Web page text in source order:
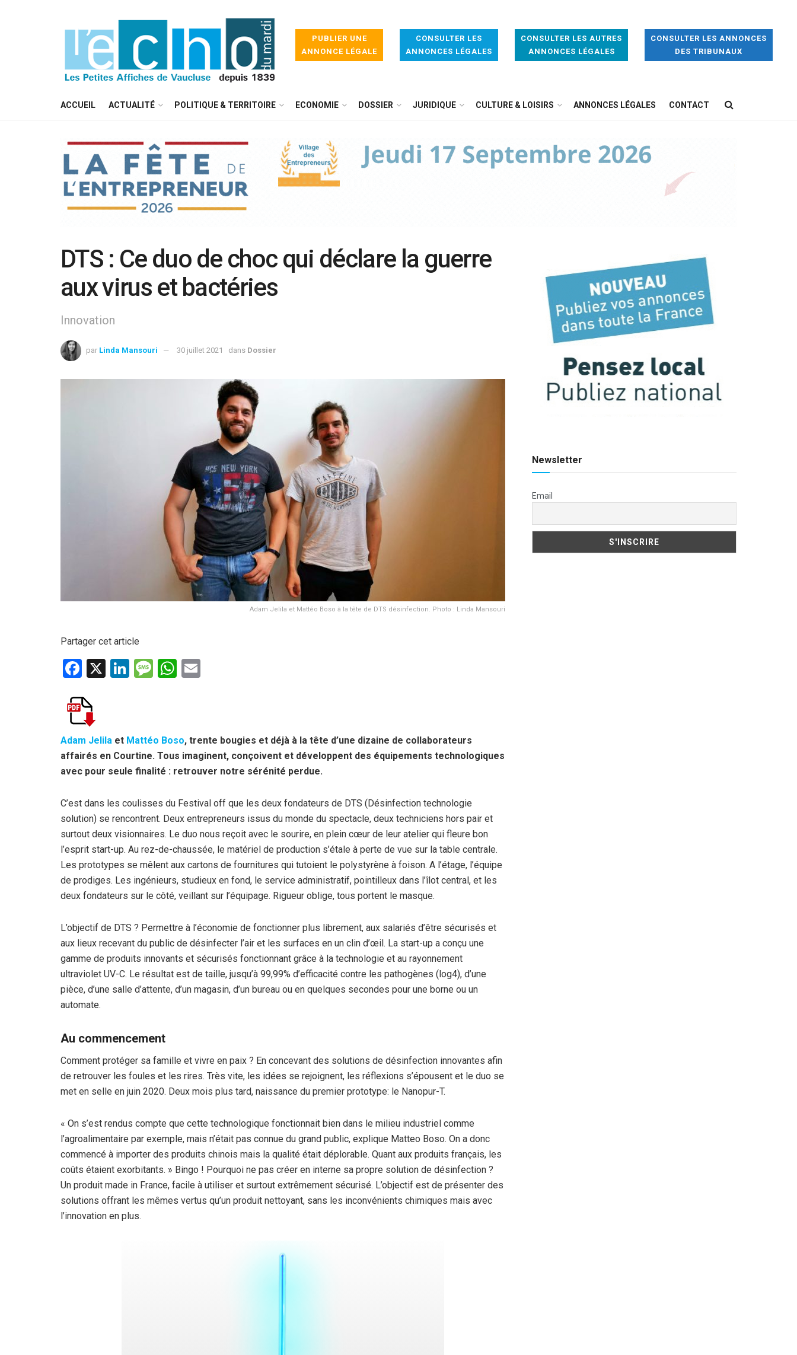
PUBLIER UNE
ANNONCE LÉGALE
CONSULTER LES
ANNONCES LÉGALES
CONSULTER LES AUTRES
ANNONCES LÉGALES
CONSULTER LES ANNONCES
DES TRIBUNAUX
ACCUEIL ACTUALITÉ POLITIQUE & TERRITOIRE ECONOMIE DOSSIER JURIDIQUE CULTURE & LOISIRS ANNONCES LÉGALES CONTACT
DTS : Ce duo de choc qui déclare la guerre
aux virus et bactéries
Innovation
par Linda Mansouri 30 juillet 2021 dans Dossier
Adam Jelila et Mattéo Boso à la tête de DTS désinfection. Photo : Linda Mansouri
Partager cet article
F
ce
b
o
o
k
X
Li
n
M
g
e
W
A
p
p
Adam Jelila et Mattéo Boso, trente bougies et déjà à la tête d’une dizaine de collaborateurs
affairés en Courtine. Tous imaginent, conçoivent et développent des équipements technologiques
avec pour seule finalité : retrouver notre sérénité perdue.
C’est dans les coulisses du Festival off que les deux fondateurs de DTS (Désinfection technologie
solution) se rencontrent. Deux entrepreneurs issus du monde du spectacle, deux techniciens hors pair et
surtout deux visionnaires. Le duo nous reçoit avec le sourire, en plein cœur de leur atelier qui fleure bon
l’esprit start-up. Au rez-de-chaussée, le matériel de production s’étale à perte de vue sur la table centrale.
Les prototypes se mêlent aux cartons de fournitures qui tutoient le polystyrène à foison. A l’étage, l’équipe
de prodiges. Les ingénieurs, studieux en fond, le service administratif, pointilleux dans l’îlot central, et les
deux fondateurs sur le côté, veillant sur l’équipage. Rigueur oblige, tous portent le masque.
L’objectif de DTS ? Permettre à l’économie de fonctionner plus librement, aux salariés d’être sécurisés et
aux lieux recevant du public de désinfecter l’air et les surfaces en un clin d’œil. La start-up a conçu une
gamme de produits innovants et sécurisés fonctionnant grâce à la technologie et au rayonnement
ultraviolet UV-C. Le résultat est de taille, jusqu’à 99,99% d’efficacité contre les pathogènes (log4), d’une
pièce, d’une salle d’attente, d’un magasin, d’un bureau ou en quelques secondes pour une borne ou un
automate.
Au commencement
Comment protéger sa famille et vivre en paix ? En concevant des solutions de désinfection innovantes afin
de retrouver les foules et les rires. Très vite, les idées se rejoignent, les réflexions s’épousent et le duo se
met en selle en juin 2020. Deux mois plus tard, naissance du premier prototype: le Nanopur-T.
« On s’est rendus compte que cette technologique fonctionnait bien dans le milieu industriel comme
l’agroalimentaire par exemple, mais n’était pas connue du grand public, explique Matteo Boso. On a donc
commencé à importer des produits chinois mais la qualité était déplorable. Quant aux produits français, les
coûts étaient exorbitants. » Bingo ! Pourquoi ne pas créer en interne sa propre solution de désinfection ?
Un produit made in France, facile à utiliser et surtout extrêmement sécurisé. L’objectif est de présenter des
solutions offrant les mêmes vertus qu’un produit nettoyant, sans les inconvénients chimiques mais avec
l’innovation en plus.
Newsletter
Email